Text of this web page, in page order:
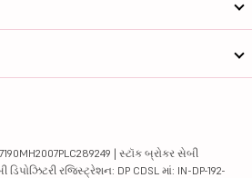
| સ્ટૉક બ્રોકર સેબી
રજિસ્ટ્રેશન: DP CDSL માં: IN-DP-192-